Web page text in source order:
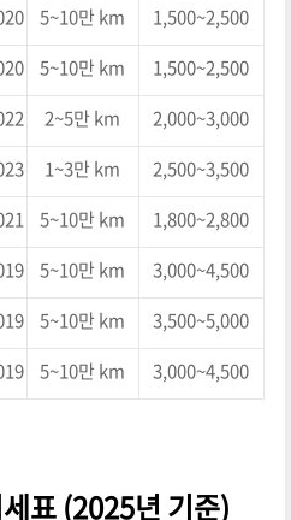
5~10만 km
1,500~2,500
5~10만 km
1,500~2,500
2~5만 km
2,000~3,000
1~3만 km
2,500~3,500
5~10만 km
1,800~2,800
5~10만 km
3,000~4,500
5~10만 km
3,500~5,000
5~10만 km 3,000~4,500
표 (2025년 기준)